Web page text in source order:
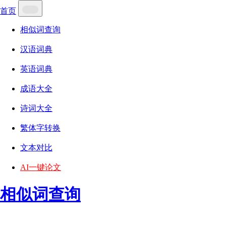
首页
相似词查询
汉语词典
英语词典
成语大全
诗词大全
繁体字转换
文本对比
AI一键论文
相似词查询